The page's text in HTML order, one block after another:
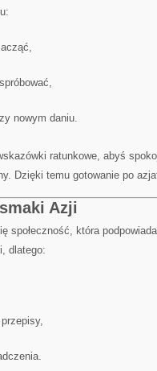
nowym daniu.
ratunkowe, abyś
Dzięki temu gotowanie po
Azji
społeczność, która
dlatego: